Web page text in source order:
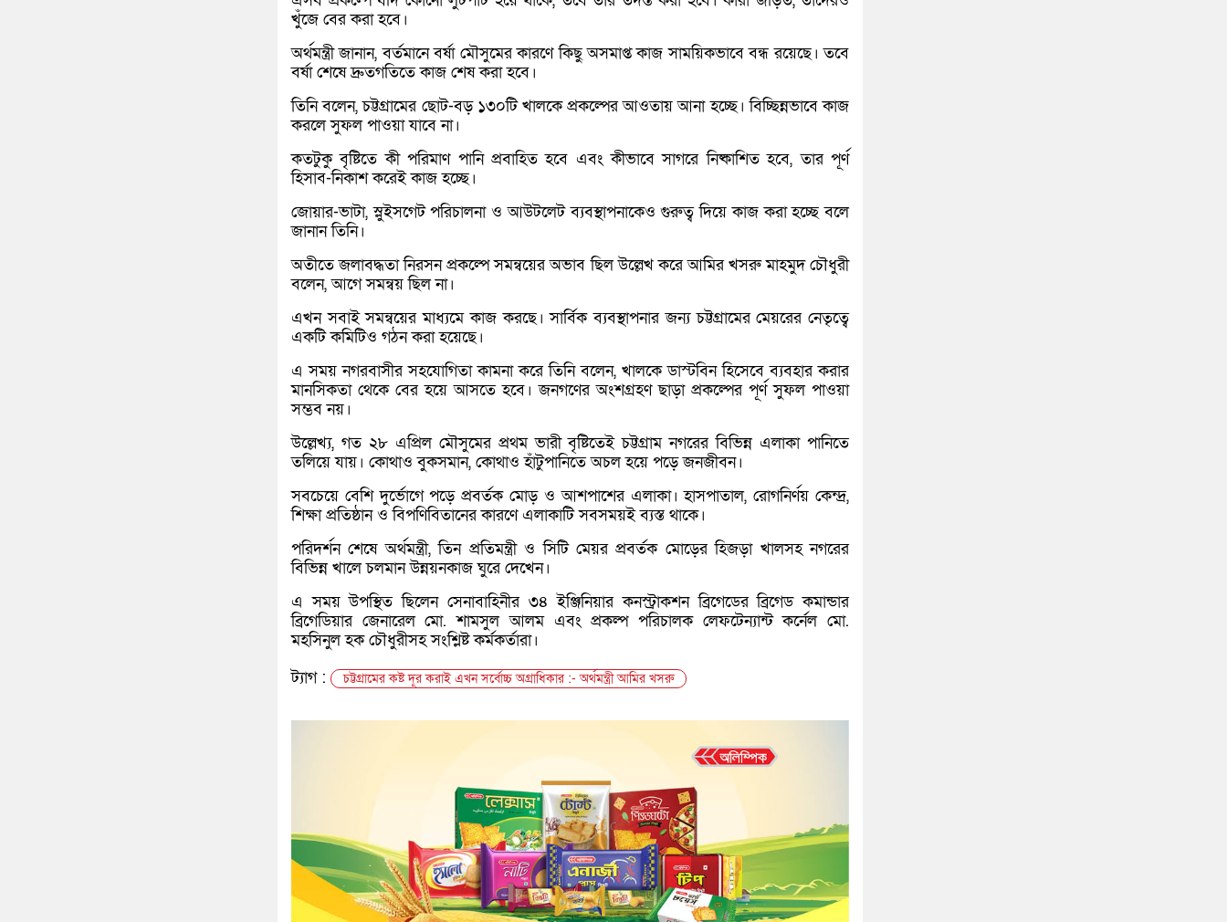
খুঁজে বের করা হবে।
অর্থমন্ত্রী জানান, বর্তমানে বর্ষা মৌসুমের কারণে কিছু অসমাপ্ত কাজ সাময়িকভাবে বন্ধ রয়েছে। তবে
বর্ষা শেষে দ্রুতগতিতে কাজ শেষ করা হবে।
তিনি বলেন, চট্টগ্রামের ছোট-বড় ১৩০টি খালকে প্রকল্পের আওতায় আনা হচ্ছে। বিচ্ছিন্নভাবে কাজ
করলে সুফল পাওয়া যাবে না।
কতটুকু বৃষ্টিতে কী পরিমাণ পানি প্রবাহিত হবে এবং কীভাবে সাগরে নিষ্কাশিত হবে, তার পূর্ণ
হিসাব-নিকাশ করেই কাজ হচ্ছে।
জোয়ার-ভাটা, স্লুইসগেট পরিচালনা ও আউটলেট ব্যবস্থাপনাকেও গুরুত্ব দিয়ে কাজ করা হচ্ছে বলে
জানান তিনি।
অতীতে জলাবদ্ধতা নিরসন প্রকল্পে সমন্বয়ের অভাব ছিল উল্লেখ করে আমির খসরু মাহমুদ চৌধুরী
বলেন, আগে সমন্বয় ছিল না।
এখন সবাই সমন্বয়ের মাধ্যমে কাজ করছে। সার্বিক ব্যবস্থাপনার জন্য চট্টগ্রামের মেয়রের নেতৃত্বে
একটি কমিটিও গঠন করা হয়েছে।
এ সময় নগরবাসীর সহযোগিতা কামনা করে তিনি বলেন, খালকে ডাস্টবিন হিসেবে ব্যবহার করার
মানসিকতা থেকে বের হয়ে আসতে হবে। জনগণের অংশগ্রহণ ছাড়া প্রকল্পের পূর্ণ সুফল পাওয়া
সম্ভব নয়।
উল্লেখ্য, গত ২৮ এপ্রিল মৌসুমের প্রথম ভারী বৃষ্টিতেই চট্টগ্রাম নগরের বিভিন্ন এলাকা পানিতে
তলিয়ে যায়। কোথাও বুকসমান, কোথাও হাঁটুপানিতে অচল হয়ে পড়ে জনজীবন।
সবচেয়ে বেশি দুর্ভোগে পড়ে প্রবর্তক মোড় ও আশপাশের এলাকা। হাসপাতাল, রোগনির্ণয় কেন্দ্র,
শিক্ষা প্রতিষ্ঠান ও বিপণিবিতানের কারণে এলাকাটি সবসময়ই ব্যস্ত থাকে।
পরিদর্শন শেষে অর্থমন্ত্রী, তিন প্রতিমন্ত্রী ও সিটি মেয়র প্রবর্তক মোড়ের হিজড়া খালসহ নগরের
বিভিন্ন খালে চলমান উন্নয়নকাজ ঘুরে দেখেন।
এ সময় উপস্থিত ছিলেন সেনাবাহিনীর ৩৪ ইঞ্জিনিয়ার কনস্ট্রাকশন ব্রিগেডের ব্রিগেড কমান্ডার
ব্রিগেডিয়ার জেনারেল মো. শামসুল আলম এবং প্রকল্প পরিচালক লেফটেন্যান্ট কর্নেল মো.
মহসিনুল হক চৌধুরীসহ সংশ্লিষ্ট কর্মকর্তারা।
ট্যাগ :
চট্টগ্রামের কষ্ট দূর করাই এখন সর্বোচ্চ অগ্রাধিকার :- অর্থমন্ত্রী আমির খসরু